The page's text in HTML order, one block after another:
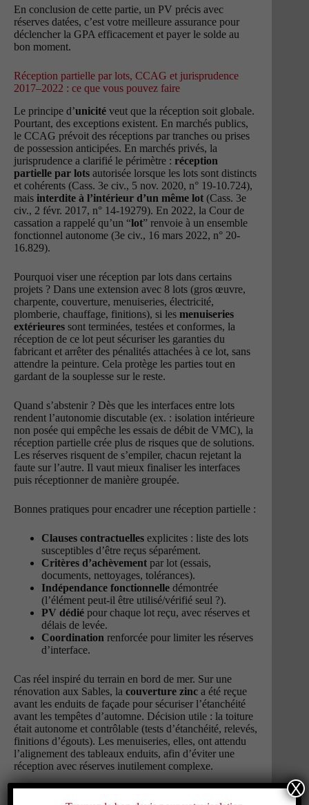
En conclusion de cette partie, un PV précis avec
réserves datées, c’est votre meilleure assurance pour
déclencher la GPA efficacement et payer le solde au
bon moment.
Réception partielle par lots, CCAG et jurisprudence
2017–2022 : ce que vous pouvez faire
Le principe d’unicité veut que la réception soit globale.
Pourtant, des exceptions existent. En marchés publics,
le CCAG prévoit des réceptions par tranches ou prises
de possession anticipées. En marchés privés, la
jurisprudence a clarifié le périmètre : réception
partielle par lots autorisée lorsque les lots sont distincts
et cohérents (Cass. 3e civ., 5 nov. 2020, n° 19-10.724),
mais interdite à l’intérieur d’un même lot (Cass. 3e
civ., 2 févr. 2017, n° 14-19279). En 2022, la Cour de
cassation a rappelé qu’un “lot” renvoie à un ensemble
fonctionnel autonome (3e civ., 16 mars 2022, n° 20-
16.829).
Pourquoi viser une réception par lots dans certains
projets ? Dans une extension avec 8 lots (gros œuvre,
charpente, couverture, menuiseries, électricité,
plomberie, chauffage, finitions), si les menuiseries
extérieures sont terminées, testées et conformes, la
réception de ce lot peut sécuriser les garanties du
fabricant et arrêter des pénalités attachées à ce lot, sans
attendre la peinture. Cela protège les parties tout en
gardant de la souplesse sur le reste.
Quand s’abstenir ? Dès que les interfaces entre lots
rendent l’autonomie discutable (ex. : isolation intérieure
non posée qui empêche les essais de débit de VMC), la
réception partielle crée plus de risques que de solutions.
Les réserves risquent de s’empiler, chacun rejetant la
faute sur l’autre. Il vaut mieux finaliser les interfaces
puis réceptionner de manière groupée.
Bonnes pratiques pour encadrer une réception partielle :
Clauses contractuelles explicites : liste des lots
susceptibles d’être reçus séparément.
Critères d’achèvement par lot (essais,
documents, nettoyages, tolérances).
Indépendance fonctionnelle démontrée
(l’élément peut-il être utilisé/vérifié seul ?).
PV dédié pour chaque lot reçu, avec réserves et
délais de levée.
Coordination renforcée pour limiter les réserves
d’interface.
Cas réel inspiré du terrain en bord de mer. Sur une
rénovation aux Sables, la couverture zinc a été reçue
avant les enduits de façade pour sécuriser l’étanchéité
avant les tempêtes d’automne. Décision utile : la toiture
était autonome et contrôlable (tests d’étanchéité, relevés,
finitions d’égouts). Les menuiseries, elles, ont attendu
l’alignement des tableaux enduits, afin d’éviter une
réception avec réserves inutilement complexe.
X